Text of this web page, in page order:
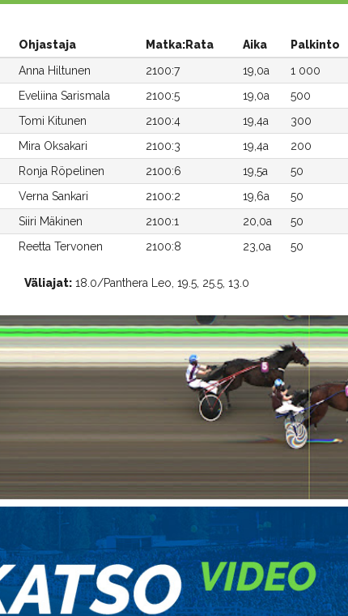
Ohjastaja Matka:Rata Aika Palkinto
Anna Hiltunen 2100:7 19,0a 1 000
Eveliina Sarismala 2100:5 19,0a 500
Tomi Kitunen 2100:4 19,4a 300
Mira Oksakari 2100:3 19,4a 200
Ronja Röpelinen 2100:6 19,5a 50
Verna Sankari 2100:2 19,6a 50
Siiri Mäkinen 2100:1 20,0a 50
Reetta Tervonen 2100:8 23,0a 50
Väliajat: 18.0/Panthera Leo, 19.5, 25.5, 13.0